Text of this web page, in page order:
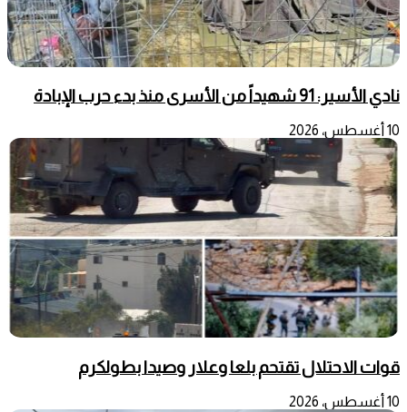
نادي الأسير: 91 شهيداً من الأسرى منذ بدء حرب الإبادة
10 أغسطس، 2026
قوات الاحتلال تقتحم بلعا وعلار وصيدا بطولكرم
10 أغسطس، 2026